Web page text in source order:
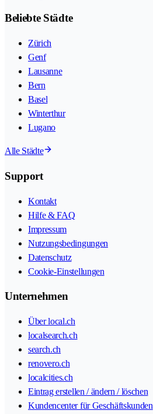
Beliebte Städte
Zürich
Genf
Lausanne
Bern
Basel
Winterthur
Lugano
Alle Städte
Support
Kontakt
Hilfe & FAQ
Impressum
Nutzungsbedingungen
Datenschutz
Cookie-Einstellungen
Unternehmen
Über local.ch
localsearch.ch
search.ch
renovero.ch
localcities.ch
Eintrag erstellen / ändern / löschen
Kundencenter für Geschäftskunden